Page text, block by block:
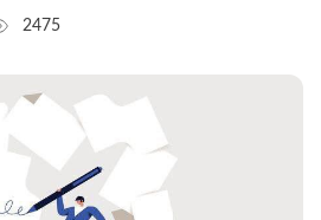
2475